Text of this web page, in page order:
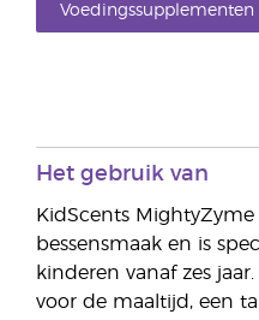
Voedingssupplementen
Het gebruik van
KidScents
bessensmaak en is
kinderen vanaf zes
voor de maaltijd, een